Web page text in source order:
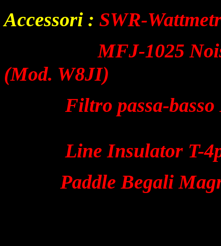
Accessori : SWR-
MFJ-1025
(Mod. W8JI)
Filtro passa-
Line Insulator T-
PaddleBegali